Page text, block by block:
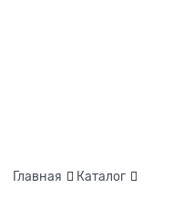
Главная Каталог